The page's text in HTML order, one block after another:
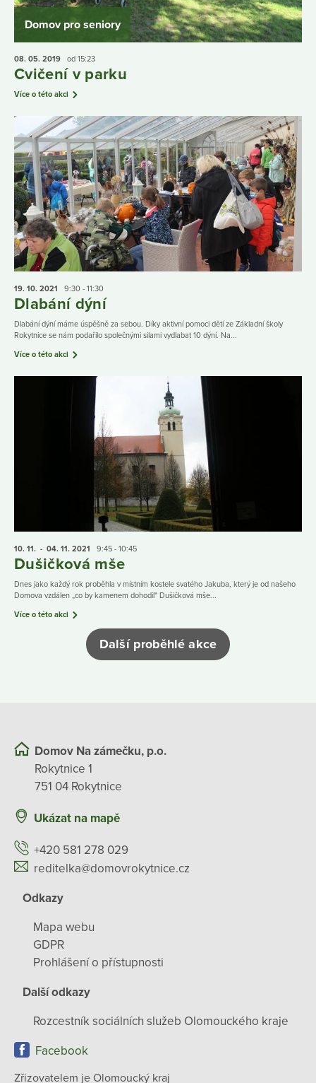
Domov pro seniory
08. 05. 2019 od 15:23
Cvičení v parku
Více o této akci
19. 10. 2021 9:30 - 11:30
Dlabání dýní
Dlabání dýní máme úspěšně za sebou. Díky aktivní pomoci dětí ze Základní školy
Rokytnice se nám podařilo společnými silami vydlabat 10 dýní. Na...
Více o této akci
10. 11. - 04. 11. 2021 9:45 - 10:45
Dušičková mše
Dnes jako každý rok proběhla v místním kostele svatého Jakuba, který je od našeho
Domova vzdálen „co by kamenem dohodil" Dušičková mše...
Více o této akci
Další proběhlé akce
Domov Na zámečku, p.o.
Rokytnice 1
751 04 Rokytnice
Ukázat na mapě
+420 581 278 029
reditelka@domovrokytnice.cz
Odkazy
Mapa webu
GDPR
Prohlášení o přístupnosti
Další odkazy
Rozcestník sociálních služeb Olomouckého kraje
Facebook
Zřizovatelem je Olomoucký kraj